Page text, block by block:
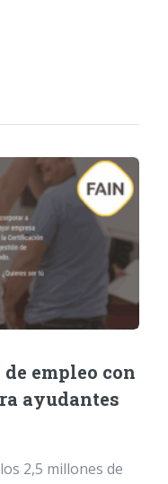
empleo con
ayudantes
2,5 millones de